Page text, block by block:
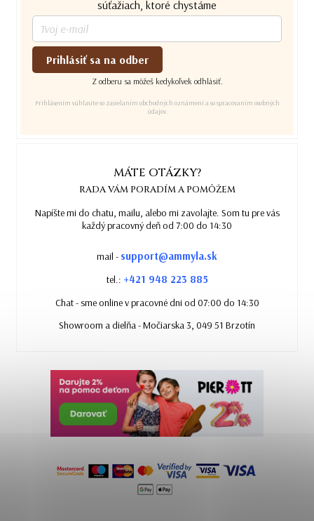
súťažiach, ktoré chystáme
Prihlásiť sa na odber
Z odberu sa môžeš kedykoľvek odhlásiť.
Prihlásením súhlasíte so zasielaním obchodných oznámení a so spracovaním osobných
údajov.
MÁTE OTÁZKY?
RADA VÁM PORADÍM A POMÔŽEM
Napíšte mi do chatu, mailu, alebo mi zavolajte. Som tu pre vás
každý pracovný deň od 7:00 do 14:30
mail - support@ammyla.sk
tel.: +421 948 223 885
Chat - sme online v pracovné dni od 07:00 do 14:30
Showroom a dielňa - Močiarska 3, 049 51 Brzotín